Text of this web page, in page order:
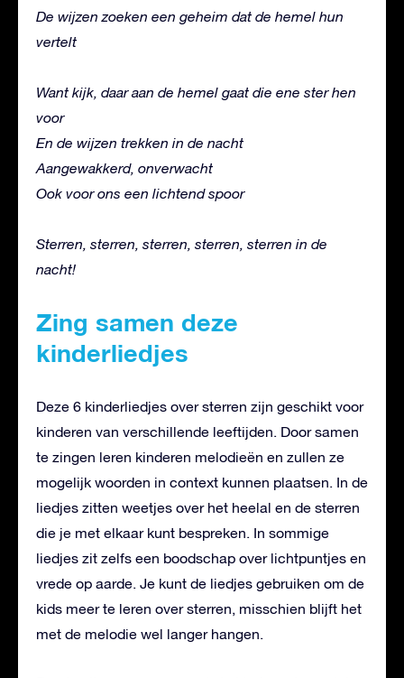
De wijzen zoeken een geheim dat de hemel hun
vertelt
Want kijk, daar aan de hemel gaat die ene ster hen
voor
En de wijzen trekken in de nacht
Aangewakkerd, onverwacht
Ook voor ons een lichtend spoor
Sterren, sterren, sterren, sterren, sterren in de
nacht!
Zing samen deze
kinderliedjes
Deze 6 kinderliedjes over sterren zijn geschikt voor
kinderen van verschillende leeftijden. Door samen
te zingen leren kinderen melodieën en zullen ze
mogelijk woorden in context kunnen plaatsen. In de
liedjes zitten weetjes over het heelal en de sterren
die je met elkaar kunt bespreken. In sommige
liedjes zit zelfs een boodschap over lichtpuntjes en
vrede op aarde. Je kunt de liedjes gebruiken om de
kids meer te leren over sterren, misschien blijft het
met de melodie wel langer hangen.